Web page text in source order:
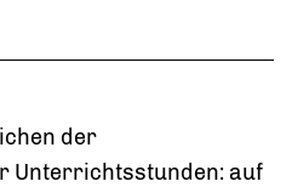
der
Unterrichtsstunden: auf